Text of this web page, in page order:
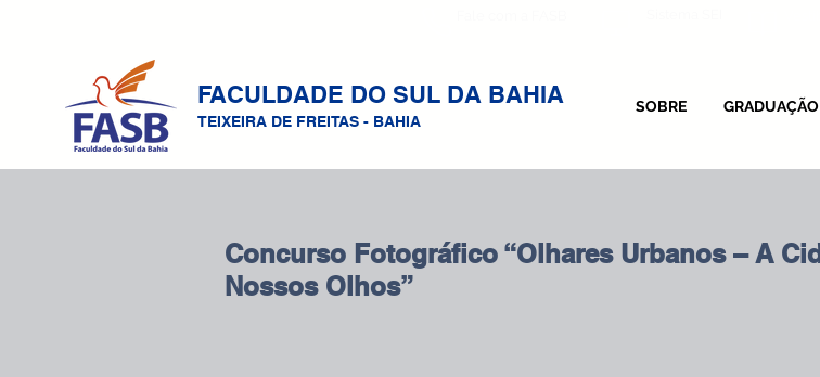
FACULDADE DO SUL DA BAHIA
TEIXEIRA DE FREITAS - BAHIA
SOBRE GRADUAÇÃO
Concurso Fotográfico “Olhares Urbanos – A
Nossos Olhos”